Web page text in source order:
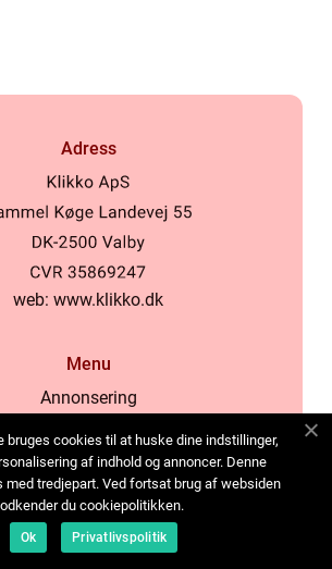
Adress
web: www.klikko.dk
Menu
Annonsering
Cookies
Kontakta oss
Sitemap
bruges cookies til at huske dine indstillinger,
af indhold og annoncer. Denne
med tredjepart. Ved fortsat brug af websiden
du cookiepolitikken.
Ok Privatlivspolitik